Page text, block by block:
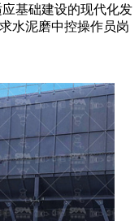
基础建设的现代化发
水泥磨中控操作员岗